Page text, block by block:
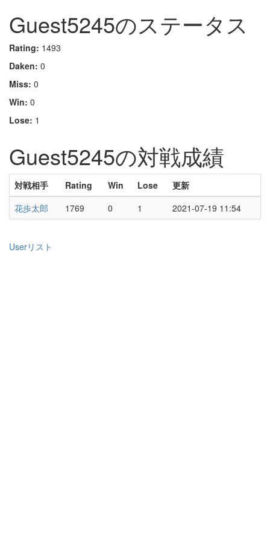
Guest5245のステータス
Rating: 1493
Daken: 0
Miss: 0
Win: 0
Lose: 1
Guest5245の対戦成績
対戦相手 Rating Win Lose
更新
花歩太郎
1769 0 1 2021-07-19 11:54
Userリスト